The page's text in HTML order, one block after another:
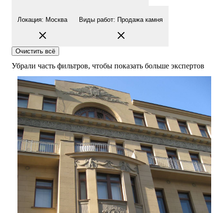
Локация: Москва Виды работ: Продажа камня
Очистить всё
Убрали часть фильтров, чтобы показать больше экспертов